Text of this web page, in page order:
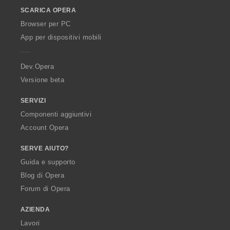
w
O
p
a
SCARICA OPERA
Browser per PC
App per dispositivi mobili
Dev.Opera
Versione beta
SERVIZI
Componenti aggiuntivi
Account Opera
SERVE AIUTO?
Guida e supporto
Blog di Opera
Forum di Opera
AZIENDA
Lavori